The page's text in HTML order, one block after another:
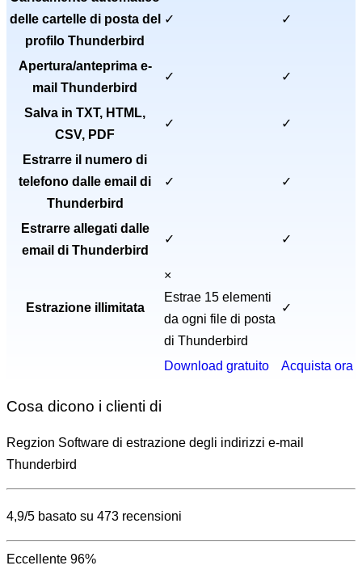
delle cartelle di posta del
profilo Thunderbird
✓ ✓
Apertura/anteprima e-
mail Thunderbird
✓ ✓
Salva in TXT, HTML,
CSV, PDF
✓ ✓
Estrarre il numero di
telefono dalle email di
Thunderbird
✓ ✓
Estrarre allegati dalle
email di Thunderbird
✓ ✓
Estrazione illimitata
×
Estrae 15 elementi
da ogni file di posta
di Thunderbird
✓
Download gratuito Acquista ora
Cosa dicono i clienti di
Regzion Software di estrazione degli indirizzi e-mail
Thunderbird
4,9/5 basato su 473 recensioni
Eccellente 96%